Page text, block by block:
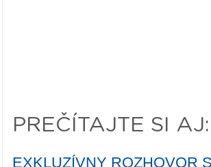
PREČÍTAJTE SI AJ:
EXKLUZÍVNY ROZHOVOR